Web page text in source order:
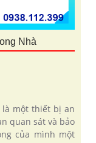
Nhà
là một thiết bị an
quan sát và bảo
của mình một